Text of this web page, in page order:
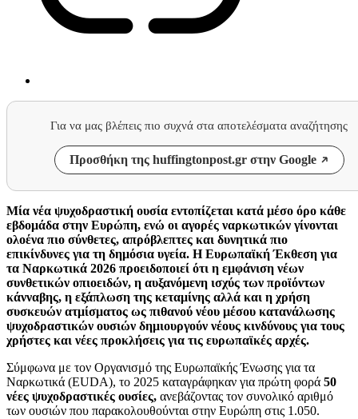
Για να μας βλέπεις πιο συχνά στα αποτελέσματα αναζήτησης
Προσθήκη της huffingtonpost.gr στην Google
Μία νέα ψυχοδραστική ουσία εντοπίζεται κατά μέσο όρο κάθε
εβδομάδα στην Ευρώπη, ενώ οι αγορές ναρκωτικών γίνονται
ολοένα πιο σύνθετες, απρόβλεπτες και δυνητικά πιο
επικίνδυνες για τη δημόσια υγεία. Η Ευρωπαϊκή Έκθεση για
τα Ναρκωτικά 2026 προειδοποιεί ότι η εμφάνιση νέων
συνθετικών οπιοειδών, η αυξανόμενη ισχύς των προϊόντων
κάνναβης, η εξάπλωση της κεταμίνης αλλά και η χρήση
συσκευών ατμίσματος ως πιθανού νέου μέσου κατανάλωσης
ψυχοδραστικών ουσιών δημιουργούν νέους κινδύνους για τους
χρήστες και νέες προκλήσεις για τις ευρωπαϊκές αρχές.
Σύμφωνα με τον Οργανισμό της Ευρωπαϊκής Ένωσης για τα
Ναρκωτικά (EUDA), το 2025 καταγράφηκαν για πρώτη φορά 50
νέες ψυχοδραστικές ουσίες, ανεβάζοντας τον συνολικό αριθμό
των ουσιών που παρακολουθούνται στην Ευρώπη στις 1.050.